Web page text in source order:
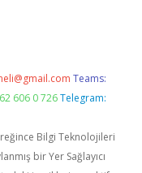
Teams:
606 0 726 Telegram:
Bilgi Teknolojileri
bir Yer Sağlayıcı